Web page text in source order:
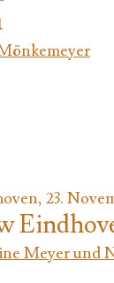
23.
Meyer und